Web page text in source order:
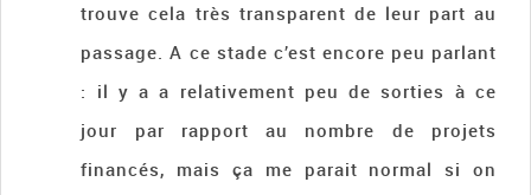
trouve cela très transparent de leur part au
passage. A ce stade c’est encore peu parlant
: il y a a relativement peu de sorties à ce
jour par rapport au nombre de projets
financés, mais ça me parait normal si on